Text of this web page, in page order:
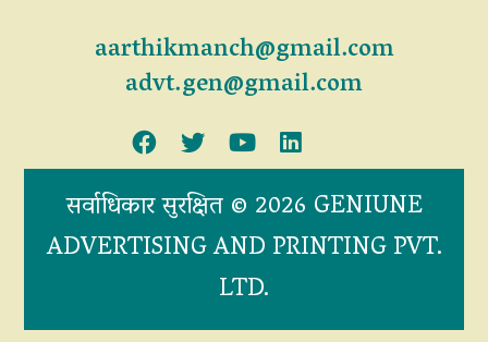
aarthikmanch@gmail.com
advt.gen@gmail.com
सर्वाधिकार सुरक्षित © 2026 GENIUNE
ADVERTISING AND PRINTING PVT.
LTD.